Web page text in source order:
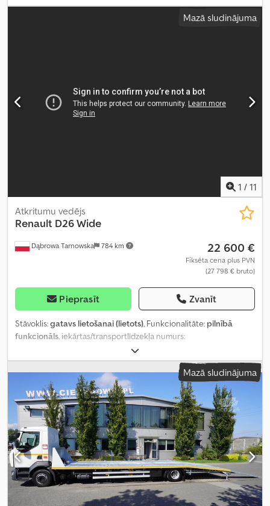
pārnesuma veids:mehānisks, krautuves garums:4 850 mm,
, iekraušanas telpas
Mazā sludinājuma
1 / 11
Dąbrowa Tarnowska 784 km
Atkritumu vedējs
Renault D26 Wide
22 600 €
Fiksēta cena plus PVN
(27 798 € bruto)
Pieprasīt Zvanīt
Stāvoklis:gatavs lietošanai (lietots), Funkcionalitāte: pilnībā
funkcionāls, iekārtas/transportlīdzekļa numurs:
, nobraukums:
reģistrācija:03/2018, degvielas veids:dīzeļdegviela, tukšais svars:
14 089 kg, maksimālā kravnesība:12 910 kg, kopējais svars:27 000
, riepas izmērs:315/80R22,5, asu konfigurācija:6x2
, riteņu bāze:
3 900 mm, asu attālums:1 350 mm, degviela:dīzeļdegviela,
bremzes:retardētājs, krāsa:balts , pārnesuma veids:automātisks
emisijas klase:Euro 6, piekares sistēma:tērauds-gaiss, sēdvietu
skaits:3 , kopējais garums:9 700 mm, kopējais platums:2 500 mm,
kopējais augstums:3 450 mm, Aprīkojums:ABS, gaisa
kondicionēšana, joslas informēšanas asistents, kruīza kontrole,
retardētājs
Mazā sludinājuma